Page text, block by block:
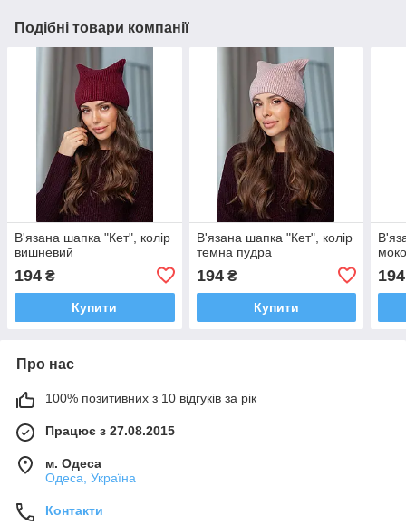
Подібні товари компанії
В'язана шапка "Кет", колір
вишневий
194 ₴
Купити
В'язана шапка "Кет", колір
темна пудра
194₴
Купити
194
Про нас
100% позитивних з 10 відгуків за рік
Працює з 27.08.2015
м. Одеса
Одеса, Україна
Контакти